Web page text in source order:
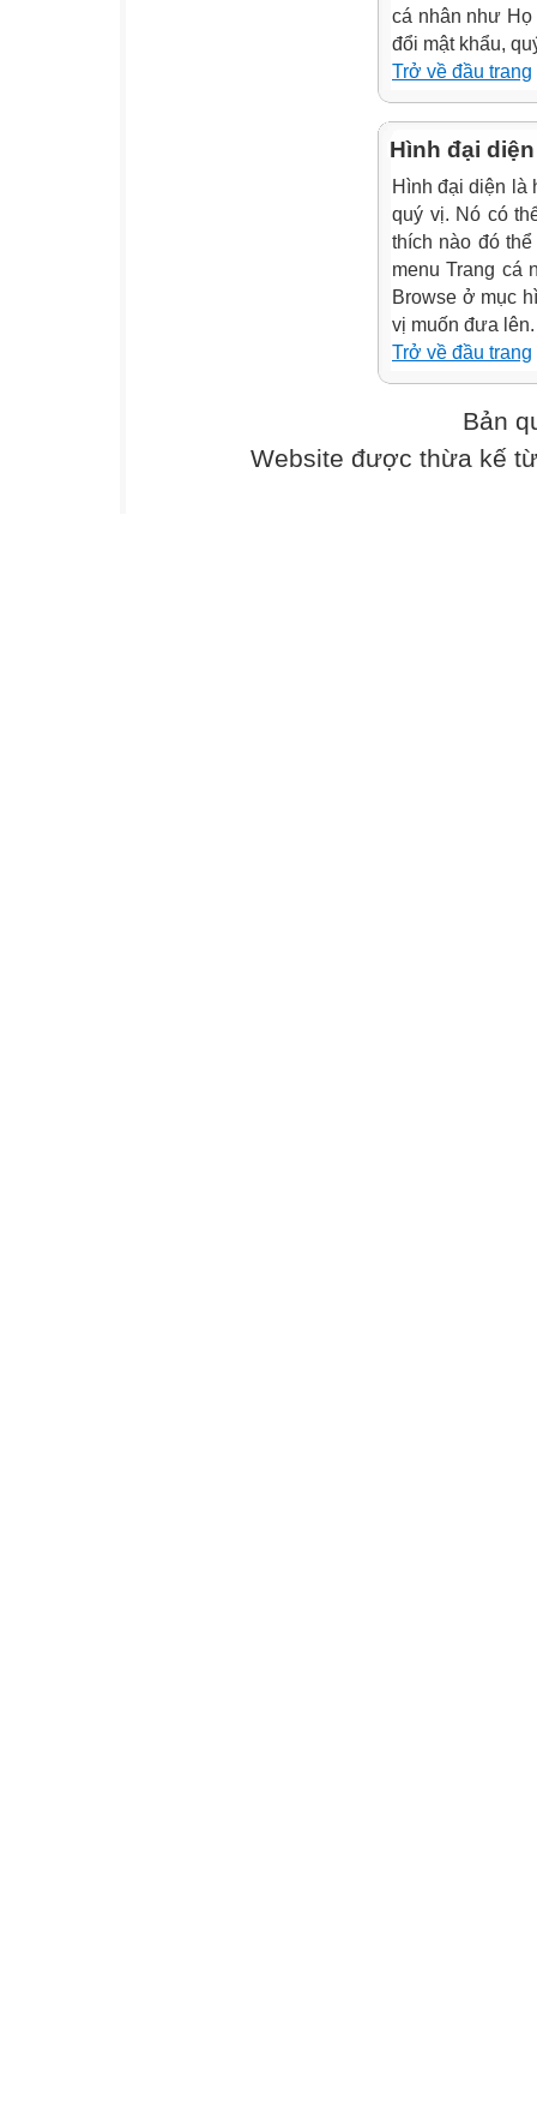
cá nhân như Họ
đổi mật khẩu,
Trở về đầu trang
Hình đại
Hình đại diện là
quý vị. Nó có
thích nào đó
menu Trang cá
Browse ở mục
vị muốn đưa lên.
Trở về đầu trang
Bản
Website được thừa kế